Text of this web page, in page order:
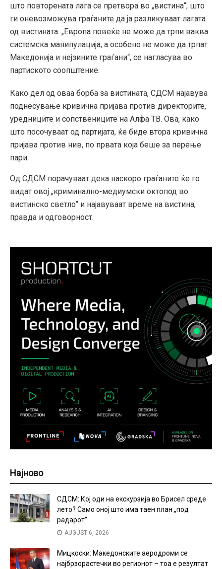
што повторената лага се претвора во „вистина“, што
ги оневозможува граѓаните да ја разликуваат лагата
од вистината. „Европа повеќе не може да трпи ваква
системска манипулација, а особено не може да трпат
Македонија и нејзините граѓани“, се нагласува во
партиското соопштение.
Како дел од оваа борба за вистината, СДСМ најавува
поднесување кривична пријава против директорите,
уредниците и сопствениците на Алфа ТВ. Ова, како
што посочуваат од партијата, ќе биде втора кривична
пријава против нив, по првата која беше за перење
пари.
Од СДСМ порачуваат дека наскоро граѓаните ќе го
видат овој „криминално-медиумски октопод во
вистинско светло“ и најавуваат време на вистина,
правда и одговорност.
Најново
СДСМ: Кој оди на екскурзија во Брисел среде
лето? Само оној што има таен план „под
радарот“
AUGUST 6, 2026
Мицкоски: Македонските аеродроми се
најбрзорастечки во регионот – тоа е резултат